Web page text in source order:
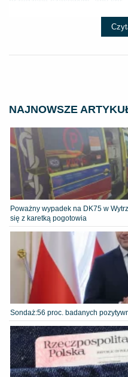
NAJNOWSZE
Poważny wypadek na DK75 w
się z karetką pogotowia
​Sondaż:56 proc. badanych